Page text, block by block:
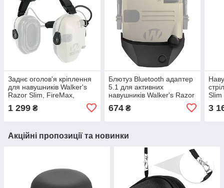
Заднє оголов'я кріплення
для навушників Walker's
Razor Slim, FireMax,
1 299 ₴
Блютуз Bluetooth адаптер
5.1 для активних
навушників Walker's Razor
674₴
Slim
3
Акційні пропозиції та новинки